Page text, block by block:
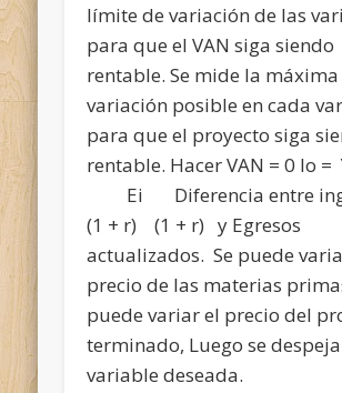
límite de variación de las
para que el VAN siga siendo
rentable. Se mide la máxima
variación posible en cada
para que el proyecto siga
rentable. Hacer VAN = 0 Io
Ei Diferencia entre
(1 + r) (1 + r) y Egresos
actualizados. Se puede
precio de las materias
puede variar el precio del
terminado, Luego se
variable deseada.